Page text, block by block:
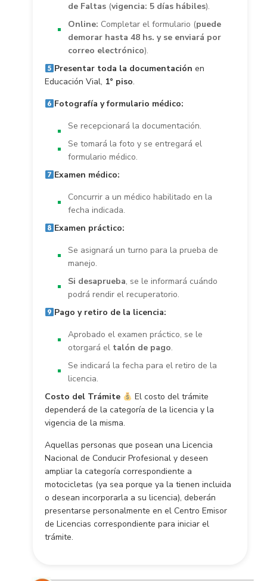
de Faltas(vigencia: 5 días hábiles).
Online: Completar el formulario (puede
demorar hasta 48 hs. y se enviará por
correo electrónico).
Presentar toda la documentación en
Educación Vial, 1° piso.
Fotografía y formulario médico:
Se recepcionará la documentación.
Se tomará la foto y se entregará el
formulario médico.
Examen médico:
Concurrir a un médico habilitado en la
fecha indicada.
Examen práctico:
Se asignará un turno para la prueba de
manejo.
Si desaprueba, se le informará cuándo
podrá rendir el recuperatorio.
Pago y retiro de la licencia:
Aprobado el examen práctico, se le
otorgará el talón de pago.
Se indicará la fecha para el retiro de la
licencia.
Costo del Trámite
El costo del trámite
dependerá de la categoría de la licencia y la
vigencia de la misma.
Aquellas personas que posean una Licencia
Nacional de Conducir Profesional y deseen
ampliar la categoría correspondiente a
motocicletas (ya sea porque ya la tienen incluida
o desean incorporarla a su licencia), deberán
presentarse personalmente en el Centro Emisor
de Licencias correspondiente para iniciar el
trámite.